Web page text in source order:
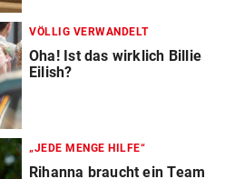
VÖLLIG VERWANDELT
Oha! Ist das wirklich Billie
Eilish?
„JEDE MENGE HILFE“
Rihanna braucht ein Team